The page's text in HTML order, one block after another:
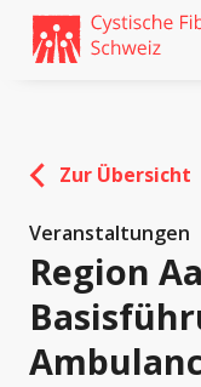
Weiter
zum
skip
Zur Übersicht
Veranstaltungen
Region